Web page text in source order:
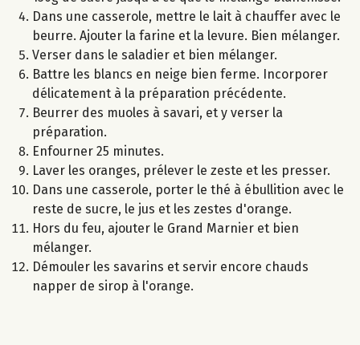
Dans une casserole, mettre le lait à chauffer avec le
beurre. Ajouter la farine et la levure. Bien mélanger.
Verser dans le saladier et bien mélanger.
Battre les blancs en neige bien ferme. Incorporer
délicatement à la préparation précédente.
Beurrer des muoles à savari, et y verser la
préparation.
Enfourner 25 minutes.
Laver les oranges, prélever le zeste et les presser.
Dans une casserole, porter le thé à ébullition avec le
reste de sucre, le jus et les zestes d'orange.
Hors du feu, ajouter le Grand Marnier et bien
mélanger.
Démouler les savarins et servir encore chauds
napper de sirop à l'orange.